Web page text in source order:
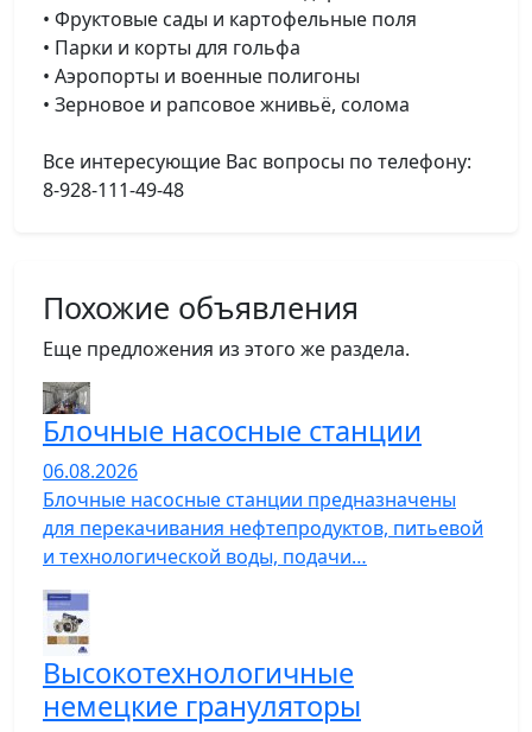
• Фруктовые сады и картофельные поля
• Парки и корты для гольфа
• Аэропорты и военные полигоны
• Зерновое и рапсовое жнивьё, солома
Все интересующие Вас вопросы по телефону:
8-928-111-49-48
Похожие объявления
Еще предложения из этого же раздела.
Блочные насосные станции
06.08.2026
Блочные насосные станции предназначены
для перекачивания нефтепродуктов, питьевой
и технологической воды, подачи…
Высокотехнологичные
немецкие грануляторы